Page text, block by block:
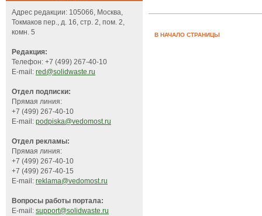
Адрес редакции: 105066, Москва,
Токмаков пер., д. 16, стр. 2, пом. 2,
комн. 5
Редакция:
Телефон: +7 (499) 267-40-10
E-mail: red@solidwaste.ru
Отдел подписки:
Прямая линия:
+7 (499) 267-40-10
E-mail: podpiska@vedomost.ru
Отдел рекламы:
Прямая линия:
+7 (499) 267-40-10
+7 (499) 267-40-15
E-mail: reklama@vedomost.ru
Вопросы работы портала:
E-mail: support@solidwaste.ru
В НАЧАЛО СТРАНИЦЫ